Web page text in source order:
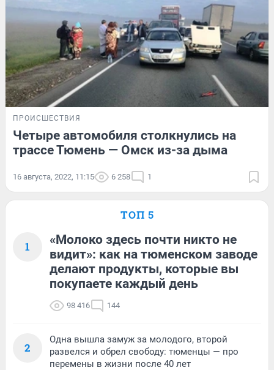
ПРОИСШЕСТВИЯ
Четыре автомобиля столкнулись на
трассе Тюмень — Омск из-за дыма
16 августа, 2022, 11:15 6 258 1
ТОП 5
1
«Молоко здесь почти никто не
видит»: как на тюменском заводе
делают продукты, которые вы
покупаете каждый день
98 416 144
2
Одна вышла замуж за молодого, второй
развелся и обрел свободу: тюменцы — про
перемены в жизни после 40 лет